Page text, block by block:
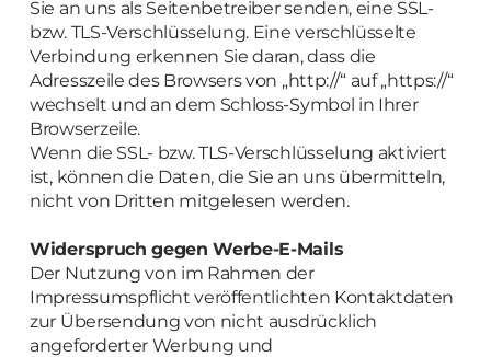
Sie an uns als Seitenbetreiber senden, eine SSL-
bzw. TLS-Verschlüsselung. Eine verschlüsselte
Verbindung erkennen Sie daran, dass die
Adresszeile des Browsers von „http://“ auf „https://“
wechselt und an dem Schloss-Symbol in Ihrer
Browserzeile.
Wenn die SSL- bzw. TLS-Verschlüsselung aktiviert
ist, können die Daten, die Sie an uns übermitteln,
nicht von Dritten mitgelesen werden.
Widerspruch gegen Werbe-E-Mails
Der Nutzung von im Rahmen der
Impressumspflicht veröffentlichten Kontaktdaten
zur Übersendung von nicht ausdrücklich
angeforderter Werbung und